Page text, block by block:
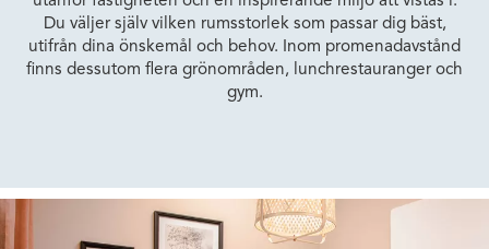
Du väljer själv vilken rumsstorlek som passar dig bäst,
utifrån dina önskemål och behov. Inom promenadavstånd
finns dessutom flera grönområden, lunchrestauranger och
gym.